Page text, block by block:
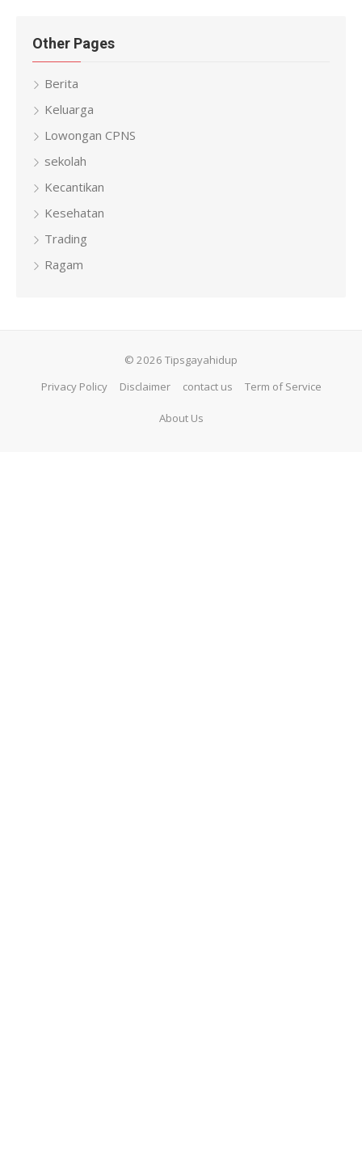
Other Pages
Berita
Keluarga
Lowongan CPNS
sekolah
Kecantikan
Kesehatan
Trading
Ragam
© 2026 Tipsgayahidup
Privacy Policy
Disclaimer contact us Term of Service
About Us